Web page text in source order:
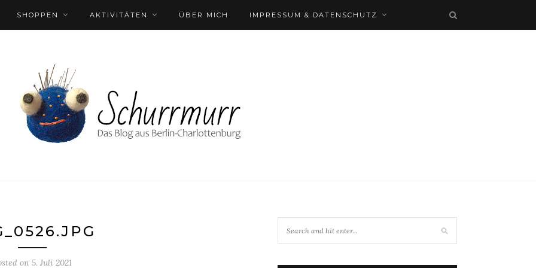
SHOPPEN AKTIVITÄTEN ÜBER MICH IMPRESSUM & DATENSCHUTZ
on 5. Juli 2021